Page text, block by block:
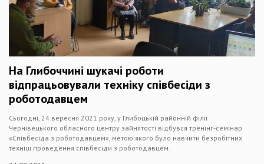
На Глибоччині шукачі роботи
відпрацьовували техніку співбесіди з
роботодавцем
Сьогодні, 24 вересня 2021 року, у Глибоцькій районній філії
Чернівецького обласного центру зайнятості відбувся тренінг-семінар
«Співбесіда з роботодавцем», метою якого було навчити безробітних
техніці проведення співбесіди з роботодавцем.